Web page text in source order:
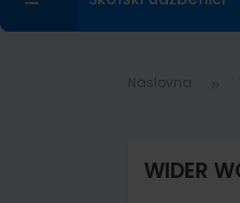
Naslovna
WIDER